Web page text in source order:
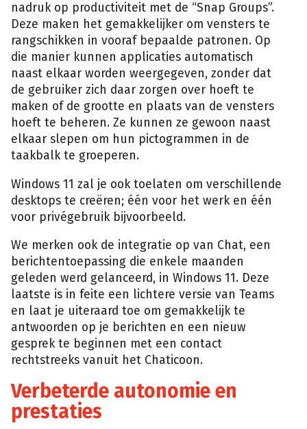
nadruk op productiviteit met de “Snap Groups”.
Deze maken het gemakkelijker om vensters te
rangschikken in vooraf bepaalde patronen. Op
die manier kunnen applicaties automatisch
naast elkaar worden weergegeven, zonder dat
de gebruiker zich daar zorgen over hoeft te
maken of de grootte en plaats van de vensters
hoeft te beheren. Ze kunnen ze gewoon naast
elkaar slepen om hun pictogrammen in de
taakbalk te groeperen.
Windows 11 zal je ook toelaten om verschillende
desktops te creëren; één voor het werk en één
voor privégebruik bijvoorbeeld.
We merken ook de integratie op van Chat, een
berichtentoepassing die enkele maanden
geleden werd gelanceerd, in Windows 11. Deze
laatste is in feite een lichtere versie van Teams
en laat je uiteraard toe om gemakkelijk te
antwoorden op je berichten en een nieuw
gesprek te beginnen met een contact
rechtstreeks vanuit het Chaticoon.
Verbeterde autonomie en
prestaties